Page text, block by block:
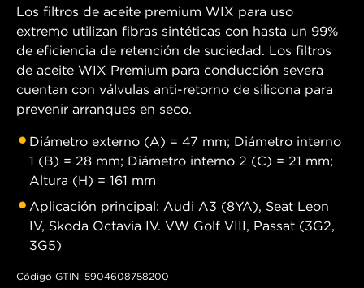
Los filtros de aceite premium WIX para uso
extremo utilizan fibras sintéticas con hasta un 99%
de eficiencia de retención de suciedad. Los filtros
de aceite WIX Premium para conducción severa
cuentan con válvulas anti-retorno de silicona para
prevenir arranques en seco.
Diámetro externo (A) = 47 mm; Diámetro interno
1 (B) = 28 mm; Diámetro interno 2 (C) = 21 mm;
Altura (H) = 161 mm
Aplicación principal: Audi A3 (8YA), Seat Leon
IV, Skoda Octavia IV. VW Golf VIII, Passat (3G2,
3G5)
Código GTIN: 5904608758200